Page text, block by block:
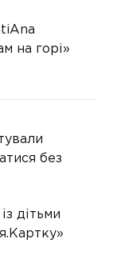
на горі»
без
дітьми